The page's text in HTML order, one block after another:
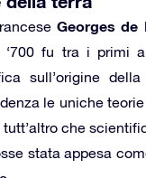
Georges de
fu tra i primi a
sull’origine
le uniche
che
stata appesa